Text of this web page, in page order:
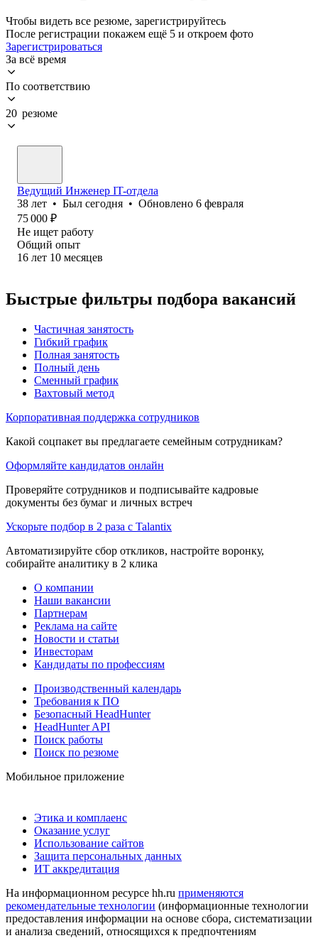
Чтобы видеть все резюме, зарегистрируйтесь
После регистрации покажем ещё 5 и откроем фото
Зарегистрироваться
За всё время
По соответствию
20 резюме
Ведущий Инженер IT-отдела
38 лет • Был сегодня • Обновлено 6 февраля
75 000 ₽
Не ищет работу
Общий опыт
16 лет 10 месяцев
Быстрые фильтры подбора вакансий
Частичная занятость
Гибкий график
Полная занятость
Полный день
Сменный график
Вахтовый метод
Корпоративная поддержка сотрудников
Какой соцпакет вы предлагаете семейным сотрудникам?
Оформляйте кандидатов онлайн
Проверяйте сотрудников и подписывайте кадровые
документы без бумаг и личных встреч
Ускорьте подбор в 2 раза с Talantix
Автоматизируйте сбор откликов, настройте воронку,
собирайте аналитику в 2 клика
О компании
Наши вакансии
Партнерам
Реклама на сайте
Новости и статьи
Инвесторам
Кандидаты по профессиям
Производственный календарь
Требования к ПО
Безопасный HeadHunter
HeadHunter API
Поиск работы
Поиск по резюме
Мобильное приложение
Этика и комплаенс
Оказание услуг
Использование сайтов
Защита персональных данных
ИТ аккредитация
На информационном ресурсе hh.ru применяются
рекомендательные технологии (информационные технологии
предоставления информации на основе сбора, систематизации
и анализа сведений, относящихся к предпочтениям